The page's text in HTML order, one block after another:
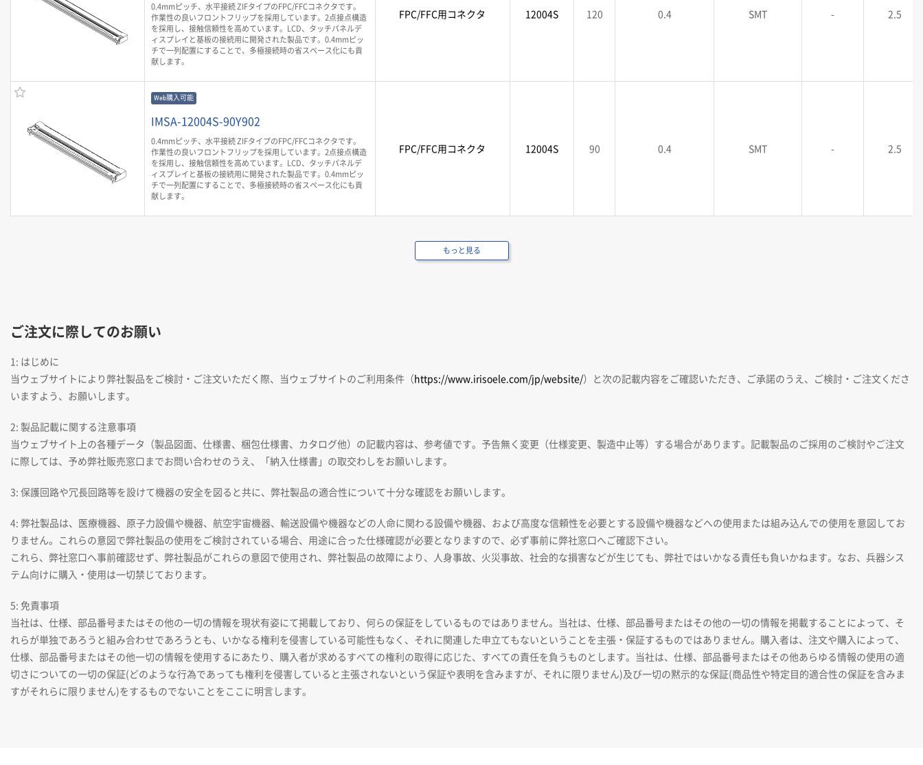
0.4mmピッチ、水平接続 ZIFタイプのFPC/FFCコネクタです。
作業性の良いフロントフリップを採用しています。2点接点構造
を採用し、接触信頼性を高めています。LCD、タッチパネルデ
ィスプレイと基板の接続用に開発された製品です。0.4mmピッ
チで一列配置にすることで、多極接続時の省スペース化にも貢
献します。
FPC/FFC用コネクタ 12004S 120 0.4 SMT - 2.5
Web購入可能
IMSA-12004S-90Y902
0.4mmピッチ、水平接続 ZIFタイプのFPC/FFCコネクタです。
作業性の良いフロントフリップを採用しています。2点接点構造
を採用し、接触信頼性を高めています。LCD、タッチパネルデ
ィスプレイと基板の接続用に開発された製品です。0.4mmピッ
チで一列配置にすることで、多極接続時の省スペース化にも貢
献します。
FPC/FFC用コネクタ 12004S 90 0.4 SMT - 2.5
もっと見る
ご注文に際してのお願い
1: はじめに
当ウェブサイトにより弊社製品をご検討・ご注文いただく際、当ウェブサイトのご利用条件（https://www.irisoele.com/jp/website/）と次の記載内容をご確認いただき、ご承諾のうえ、ご検討・ご注文くださ
いますよう、お願いします。
2: 製品記載に関する注意事項
当ウェブサイト上の各種データ（製品図面、仕様書、梱包仕様書、カタログ他）の記載内容は、参考値です。予告無く変更（仕様変更、製造中止等）する場合があります。記載製品のご採用のご検討やご注文
に際しては、予め弊社販売窓口までお問い合わせのうえ、「納入仕様書」の取交わしをお願いします。
3: 保護回路や冗長回路等を設けて機器の安全を図ると共に、弊社製品の適合性について十分な確認をお願いします。
4: 弊社製品は、医療機器、原子力設備や機器、航空宇宙機器、輸送設備や機器などの人命に関わる設備や機器、および高度な信頼性を必要とする設備や機器などへの使用または組み込んでの使用を意図してお
りません。これらの意図で弊社製品の使用をご検討されている場合、用途に合った仕様確認が必要となりますので、必ず事前に弊社窓口へご確認下さい。
これら、弊社窓口へ事前確認せず、弊社製品がこれらの意図で使用され、弊社製品の故障により、人身事故、火災事故、社会的な損害などが生じても、弊社ではいかなる責任も負いかねます。なお、兵器シス
テム向けに購入・使用は一切禁じております。
5: 免責事項
当社は、仕様、部品番号またはその他の一切の情報を現状有姿にて掲載しており、何らの保証をしているものではありません。当社は、仕様、部品番号またはその他の一切の情報を掲載することによって、そ
れらが単独であろうと組み合わせであろうとも、いかなる権利を侵害している可能性もなく、それに関連した申立てもないということを主張・保証するものではありません。購入者は、注文や購入によって、
仕様、部品番号またはその他一切の情報を使用するにあたり、購入者が求めるすべての権利の取得に応じた、すべての責任を負うものとします。当社は、仕様、部品番号またはその他あらゆる情報の使用の適
切さについての一切の保証(どのような行為であっても権利を侵害していると主張されないという保証や表明を含みますが、それに限りません)及び一切の黙示的な保証(商品性や特定目的適合性の保証を含みま
すがそれらに限りません)をするものでないことをここに明言します。